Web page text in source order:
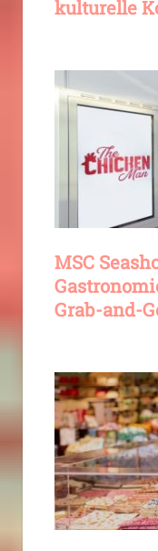
kulturelle
MSC
Grab-and-